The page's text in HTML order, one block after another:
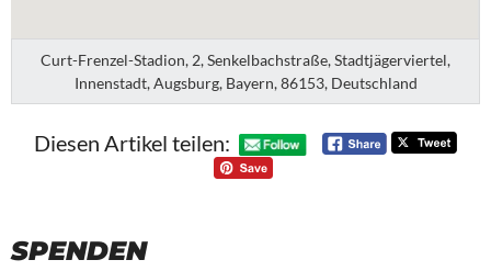
Curt-Frenzel-Stadion, 2, Senkelbachstraße, Stadtjägerviertel,
Innenstadt, Augsburg, Bayern, 86153, Deutschland
Diesen Artikel teilen:
SPENDEN